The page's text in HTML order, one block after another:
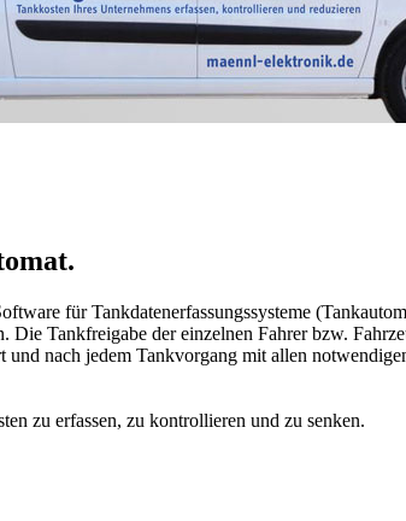
für Tankdatenerfassungssysteme
Tankfreigabe der einzelnen Fahrer bzw.
nach jedem Tankvorgang mit allen
zu erfassen, zu kontrollieren und zu senken.